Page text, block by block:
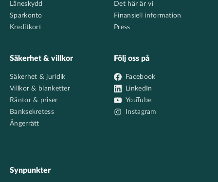
Låneskydd
Sparkonto
Kreditkort
Det här är vi
Finansiell information
Press
Säkerhet & villkor
Säkerhet & juridik
Villkor & blanketter
Räntor & priser
Banksekretess
Ångerrätt
Följ oss på
Facebook
LinkedIn
YouTube
Instagram
Synpunkter